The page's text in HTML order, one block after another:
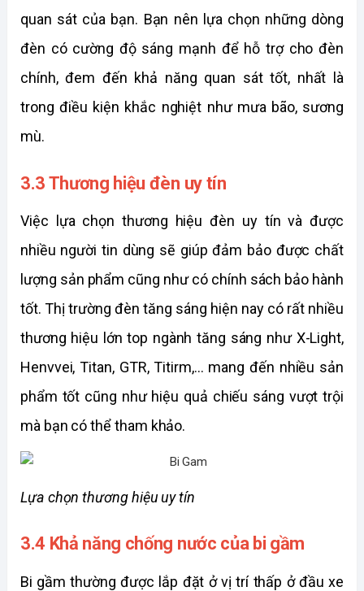
quan sát của bạn. Bạn nên lựa chọn những dòng
đèn có cường độ sáng mạnh để hỗ trợ cho đèn
chính, đem đến khả năng quan sát tốt, nhất là
trong điều kiện khắc nghiệt như mưa bão, sương
mù.
3.3 Thương hiệu đèn uy tín
Việc lựa chọn thương hiệu đèn uy tín và được
nhiều người tin dùng sẽ giúp đảm bảo được chất
lượng sản phẩm cũng như có chính sách bảo hành
tốt. Thị trường đèn tăng sáng hiện nay có rất nhiều
thương hiệu lớn top ngành tăng sáng như X-Light,
Henvvei, Titan, GTR, Titirm,... mang đến nhiều sản
phẩm tốt cũng như hiệu quả chiếu sáng vượt trội
mà bạn có thể tham khảo.
Lựa chọn thương hiệu uy tín
3.4 Khả năng chống nước của bi gầm
Bi gầm thường được lắp đặt ở vị trí thấp ở đầu xe